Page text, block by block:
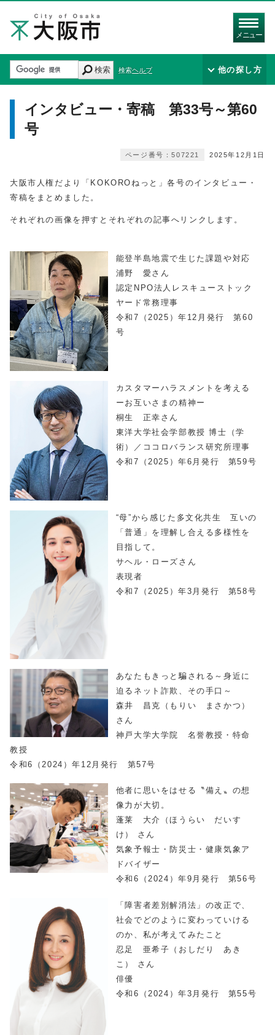
メニュー
検索 検索ヘルプ 他の探し方
インタビュー・寄稿 第33号～第60
号
2025年12月1日
ページ番号：507221
大阪市人権だより「KOKOROねっと」各号のインタビュー・
寄稿をまとめました。
それぞれの画像を押すとそれぞれの記事へリンクします。
能登半島地震で生じた課題や対応
浦野 愛さん
認定NPO法人レスキューストック
ヤード常務理事
令和7（2025）年12月発行 第60
号
カスタマーハラスメントを考える
ーお互いさまの精神ー
桐生 正幸さん
東洋大学社会学部教授 博士（学
術）／ココロバランス研究所理事
令和7（2025）年6月発行 第59号
“母”から感じた多文化共生 互いの
「普通」を理解し合える多様性を
目指して。
サヘル・ローズさん
表現者
令和7（2025）年3月発行 第58号
あなたもきっと騙される～身近に
迫るネット詐欺、その手口～
森井 昌克（もりい まさかつ）
さん
神戸大学大学院 名誉教授・特命
教授
令和6（2024）年12月発行 第57号
他者に思いをはせる〝備え〟の想
像力が大切。
蓬莱 大介（ほうらい だいす
け） さん
気象予報士・防災士・健康気象ア
ドバイザー
令和6（2024）年9月発行 第56号
「障害者差別解消法」の改正で、
社会でどのように変わっていける
のか、私が考えてみたこと
忍足 亜希子（おしだり あき
こ） さん
俳優
令和6（2024）年3月発行 第55号